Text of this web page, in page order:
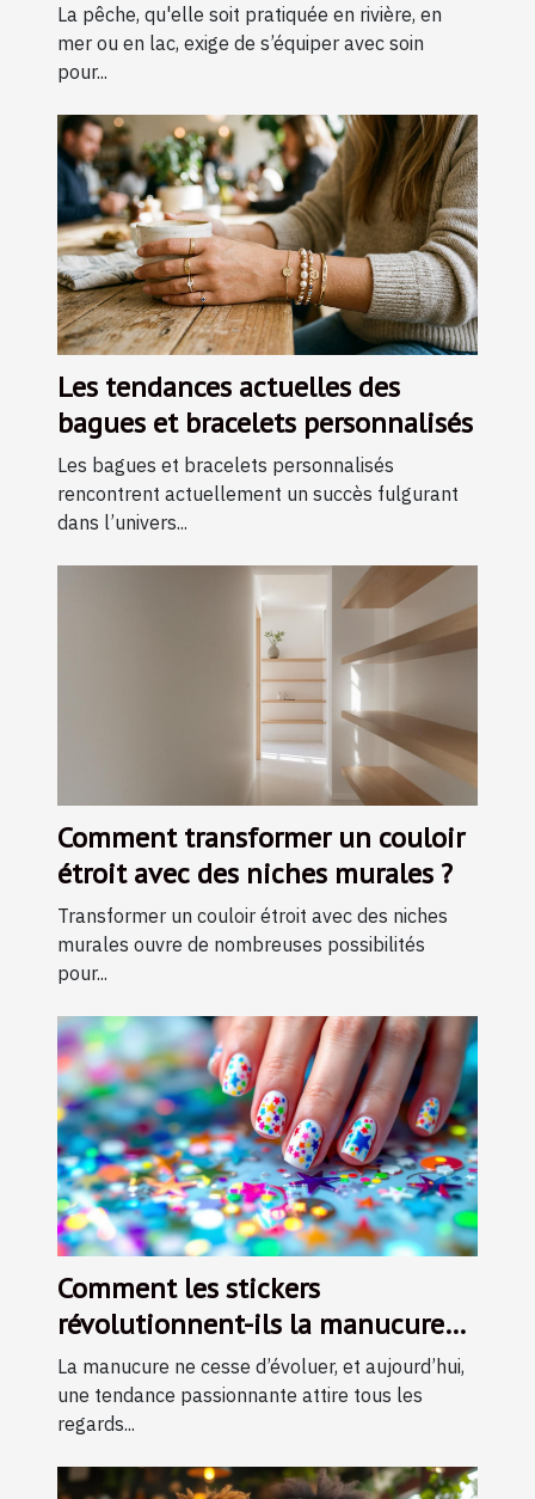
?
La pêche, qu'elle soit pratiquée en rivière, en
mer ou en lac, exige de s’équiper avec soin
pour...
Les tendances actuelles des
bagues et bracelets personnalisés
Les bagues et bracelets personnalisés
rencontrent actuellement un succès fulgurant
dans l’univers...
Comment transformer un couloir
étroit avec des niches murales ?
Transformer un couloir étroit avec des niches
murales ouvre de nombreuses possibilités
pour...
Comment les stickers
révolutionnent-ils la manucure
moderne ?
La manucure ne cesse d’évoluer, et aujourd’hui,
une tendance passionnante attire tous les
regards...